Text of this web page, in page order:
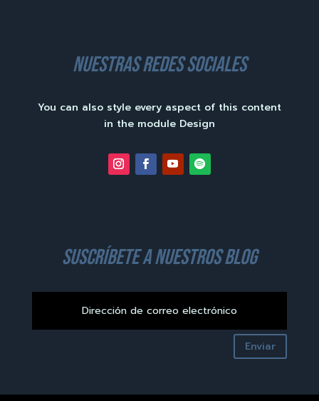
nuestras redes sociales
You can also style every aspect of this content
in the module Design
suscríbete a nuestros blog
Enviar